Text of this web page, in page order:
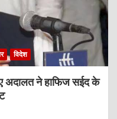
विदेश
अदालत ने हाफिज सईद के